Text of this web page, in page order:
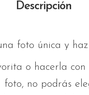
Descripción
foto única y
o hacerla con
foto, no podrás